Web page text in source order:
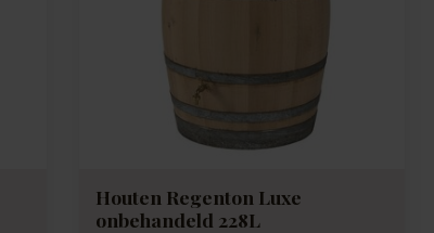
Houten Regenton Luxe
onbehandeld 228L